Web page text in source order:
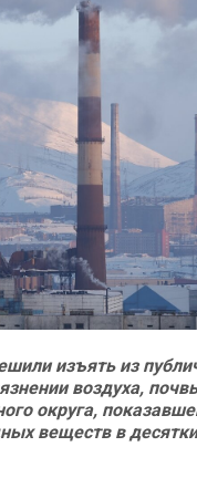
изъять из
воздуха,
округа,
веществ в